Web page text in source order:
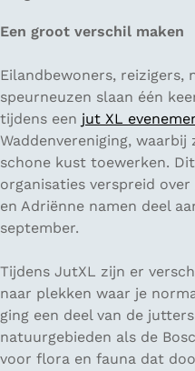
Een groot verschil maken
Eilandbewoners,
speurneuzen slaan één
tijdens een jut XL
Waddenvereniging,
schone kust toewerken.
organisaties verspreid
en Adriënne namen deel
september.
Tijdens JutXL zijn er
naar plekken waar je
ging een deel van de
natuurgebieden als de
voor flora en fauna dat